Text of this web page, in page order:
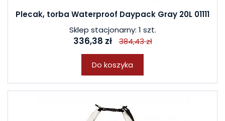
Plecak, torba Waterproof Daypack Gray 20L 01111
Sklep stacjonarny: 1 szt.
336,38 zł 384,43 zł
Do koszyka